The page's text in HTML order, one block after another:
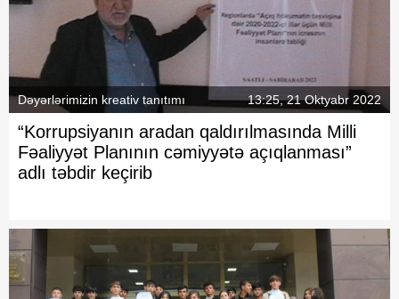
Dəyərlərimizin kreativ tanıtımı 13:25, 21 Oktyabr 2022
“Korrupsiyanın aradan qaldırılmasında Milli
Fəaliyyət Planının cəmiyyətə açıqlanması”
adlı təbdir keçirib